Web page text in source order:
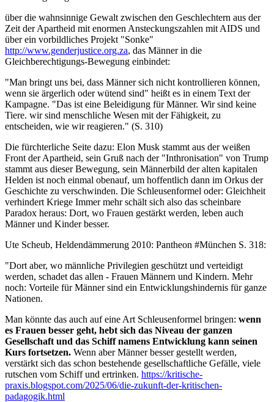
über die wahnsinnige Gewalt zwischen den Geschlechtern aus der
Zeit der Apartheid mit enormen Ansteckungszahlen mit AIDS und
über ein vorbildliches Projekt "Sonke"
http://www.genderjustice.org.za, das Männer in die
Gleichberechtigungs-Bewegung einbindet:
"Man bringt uns bei, dass Männer sich nicht kontrollieren können,
wenn sie ärgerlich oder wütend sind" heißt es in einem Text der
Kampagne. "Das ist eine Beleidigung für Männer. Wir sind keine
Tiere. wir sind menschliche Wesen mit der Fähigkeit, zu
entscheiden, wie wir reagieren." (S. 310)
Die fürchterliche Seite dazu: Elon Musk stammt aus der weißen
Front der Apartheid, sein Gruß nach der "Inthronisation" von Trump
stammt aus dieser Bewegung, sein Männerbild der alten kapitalen
Helden ist noch einmal obenauf, um hoffentlich dann im Orkus der
Geschichte zu verschwinden. Die Schleusenformel oder: Gleichheit
verhindert Kriege Immer mehr schält sich also das scheinbare
Paradox heraus: Dort, wo Frauen gestärkt werden, leben auch
Männer und Kinder besser.
Ute Scheub, Heldendämmerung 2010: Pantheon #München S. 318:
"Dort aber, wo männliche Privilegien geschützt und verteidigt
werden, schadet das allen - Frauen Männern und Kindern. Mehr
noch: Vorteile für Männer sind ein Entwicklungshindernis für ganze
Nationen.
Man könnte das auch auf eine Art Schleusenformel bringen: wenn
es Frauen besser geht, hebt sich das Niveau der ganzen
Gesellschaft und das Schiff namens Entwicklung kann seinen
Kurs fortsetzen. Wenn aber Männer besser gestellt werden,
verstärkt sich das schon bestehende gesellschaftliche Gefälle, viele
rutschen vom Schiff und ertrinken. https://kritische-
praxis.blogspot.com/2025/06/die-zukunft-der-kritischen-
padagogik.html